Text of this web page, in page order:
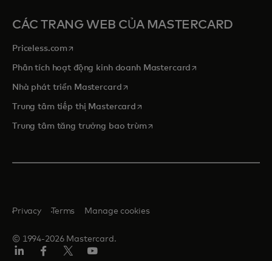
CÁC TRANG WEB CỦA MASTERCARD
Priceless.com opens in a new tab
Phân tích hoạt động kinh doanh Mastercard opens in a new tab
Nhà phát triển Mastercardopens in a new tab
Trung tâm tiếp thị Mastercardopens in a new tab
Trung tâm tăng trưởng bao trùmopens in a new tab
© 1994-2026 Mastercard.
Privacy Terms Manage cookies